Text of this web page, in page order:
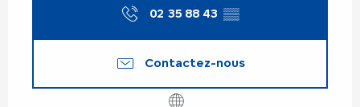
02 35 88 43 ▒▒
Contactez-nous